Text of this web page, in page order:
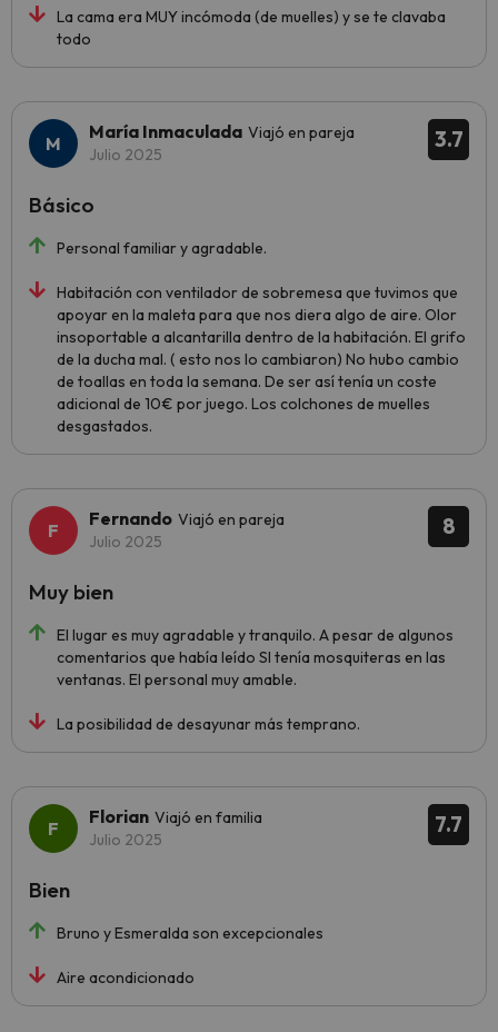
La cama era MUY incómoda (de muelles) y se te clavaba
todo
3.7
María Inmaculada Viajó en pareja
Julio 2025
Personal familiar y agradable.
Habitación con ventilador de sobremesa que tuvimos que
apoyar en la maleta para que nos diera algo de aire. Olor
insoportable a alcantarilla dentro de la habitación. El grifo
de la ducha mal. ( esto nos lo cambiaron) No hubo cambio
de toallas en toda la semana. De ser así tenía un coste
adicional de 10€ por juego. Los colchones de muelles
desgastados.
Básico
8
Fernando Viajó en pareja
Julio 2025
El lugar es muy agradable y tranquilo. A pesar de algunos
comentarios que había leído SI tenía mosquiteras en las
ventanas. El personal muy amable.
La posibilidad de desayunar más temprano.
Muy bien
7.7
Florian Viajó en familia
Julio 2025
Bruno y Esmeralda son excepcionales
Aire acondicionado
Bien